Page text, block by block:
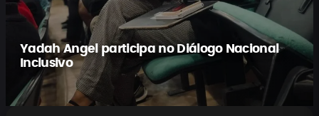
Yadah Angel participa no Diálogo Nacional
Inclusivo